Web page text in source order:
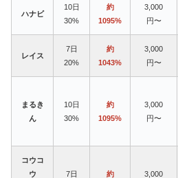
ハナビ
10日
30%
約
1095%
3,000
円〜
レイス
7日
20%
約
1043%
3,000
円〜
まるき
ん
10日
30%
約
1095%
3,000
円〜
コウコ
ウ
7日
約
3,000